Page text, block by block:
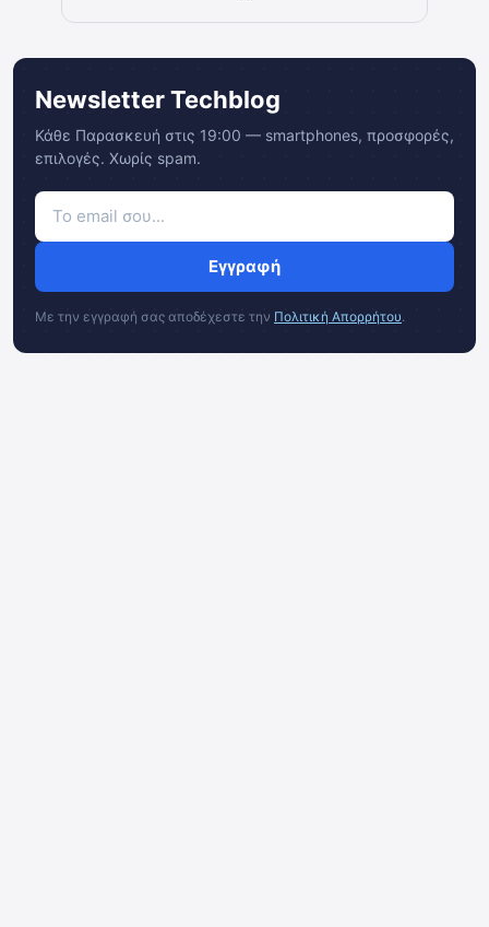
Newsletter Techblog
Κάθε Παρασκευή στις 19:00 — smartphones, προσφορές,
επιλογές. Χωρίς spam.
Εγγραφή
Με την εγγραφή σας αποδέχεστε την Πολιτική Απορρήτου.